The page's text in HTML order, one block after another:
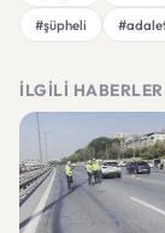
#şüpheli
İLGILI HABERLER